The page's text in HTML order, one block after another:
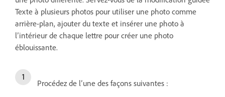
Texte à plusieurs photos pour utiliser une photo comme
arrière-plan, ajouter du texte et insérer une photo à
l’intérieur de chaque lettre pour créer une photo
éblouissante.
Procédez de l’une des façons suivantes :